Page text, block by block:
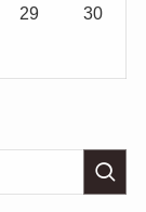
29 30